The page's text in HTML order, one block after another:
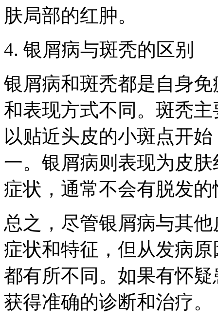
肤局部的红肿。
4. 银屑病与斑秃的区别
银屑病和斑秃都是自身
和表现方式不同。斑秃
以贴近头皮的小斑点开
一。银屑病则表现为皮
症状，通常不会有脱发的
总之，尽管银屑病与其
症状和特征，但从发病
都有所不同。如果有怀
获得准确的诊断和治疗。